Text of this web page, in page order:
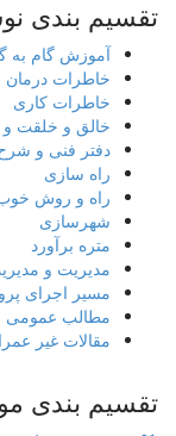
تقسیم بندی
آموزش گام به
خاطرات درمان
خاطرات کاری
خالق و خلقت
دفتر فنی و
راه سازی
راه و روش
شهرسازی
متره برآورد
مدیریت و
مسیر اجرای
مطالب عمومی
مقالات غیر
تقسیم بندی